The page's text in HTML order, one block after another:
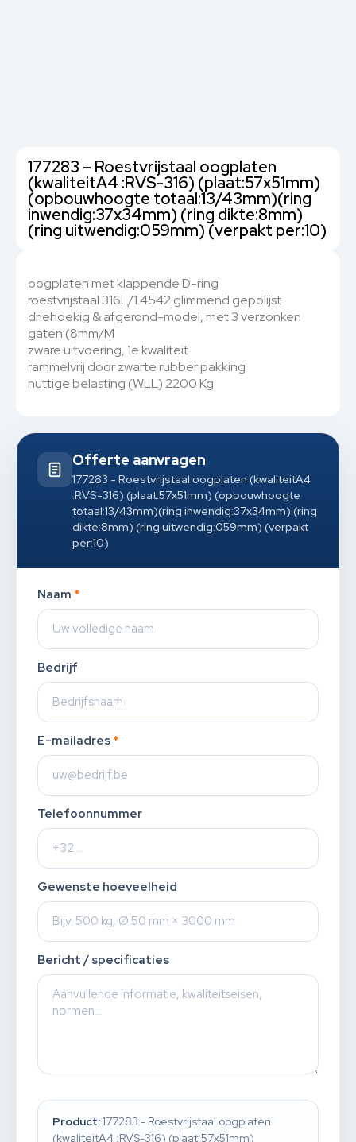
177283 – Roestvrijstaal oogplaten
(kwaliteitA4 :RVS-316) (plaat:57x51mm)
(opbouwhoogte totaal:13/43mm)(ring
inwendig:37x34mm) (ring dikte:8mm)
(ring uitwendig:059mm) (verpakt per:10)
oogplaten met klappende D-ring
roestvrijstaal 316L/1.4542 glimmend gepolijst
driehoekig & afgerond-model, met 3 verzonken
gaten (8mm/M
zware uitvoering, 1e kwaliteit
rammelvrij door zwarte rubber pakking
nuttige belasting (WLL) 2200 Kg
Offerte aanvragen
177283 - Roestvrijstaal oogplaten (kwaliteitA4
:RVS-316) (plaat:57x51mm) (opbouwhoogte
totaal:13/43mm)(ring inwendig:37x34mm) (ring
dikte:8mm) (ring uitwendig:059mm) (verpakt
per:10)
Naam *
Bedrijf
E-mailadres *
Telefoonnummer
Gewenste hoeveelheid
Bericht / specificaties
Product:177283 - Roestvrijstaal oogplaten
(kwaliteitA4 :RVS-316) (plaat:57x51mm)